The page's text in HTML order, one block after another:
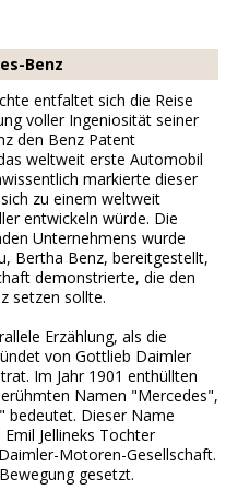
Benz
entfaltet sich die Reise
voller Ingeniosität seiner
den Benz Patent
weltweit erste Automobil
markierte dieser
zu einem weltweit
entwickeln würde. Die
Unternehmens wurde
Bertha Benz, bereitgestellt,
demonstrierte, die den
setzen sollte.
Erzählung, als die
von Gottlieb Daimler
Im Jahr 1901 enthüllten
Namen "Mercedes",
bedeutet. Dieser Name
Jellineks Tochter
Motoren-Gesellschaft.
gesetzt.